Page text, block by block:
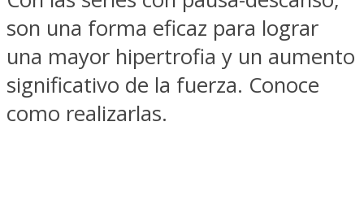
son una forma eficaz para lograr
una mayor hipertrofia y un aumento
significativo de la fuerza. Conoce
como realizarlas.